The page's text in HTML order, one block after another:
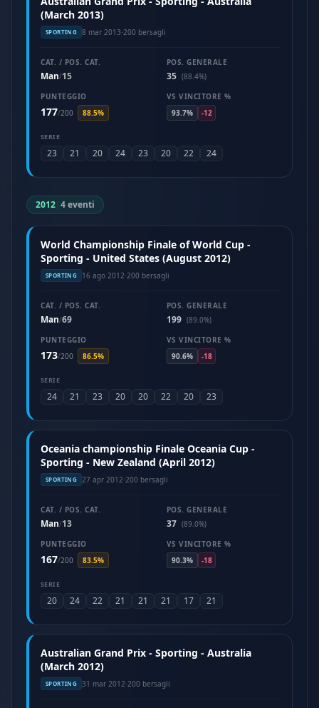
(March 2013)
SPORTING 8 mar 2013·200 bersagli
CAT. / POS. CAT.
Man/15
POS. GENERALE
35 (88.4%)
PUNTEGGIO
177/200 88.5%
VS VINCITORE %
93.7%
-12
SERIE
23 21 20 24 23 20 22 24
2012|4 eventi
World Championship Finale of World Cup -
Sporting - United States (August 2012)
SPORTING 16 ago 2012·200 bersagli
CAT. / POS. CAT.
Man/69
POS. GENERALE
199 (89.0%)
PUNTEGGIO
173/200 86.5%
VS VINCITORE %
90.6%
-18
SERIE
24 21 23 20 20 22 20 23
Oceania championship Finale Oceania Cup -
Sporting - New Zealand (April 2012)
SPORTING 27 apr 2012·200 bersagli
CAT. / POS. CAT.
Man/13
POS. GENERALE
37 (89.0%)
PUNTEGGIO
167/200 83.5%
VS VINCITORE %
90.3%
-18
SERIE
20 24 22 21 21 21 17 21
Australian Grand Prix - Sporting - Australia
(March 2012)
SPORTING 31 mar 2012·200 bersagli